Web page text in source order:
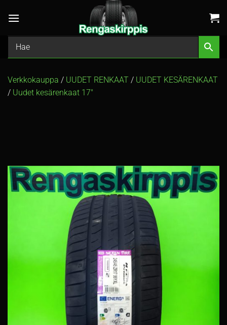
Verkkokauppa / UUDET RENKAAT / UUDET KESÄRENKAAT
/ Uudet kesärenkaat 17″